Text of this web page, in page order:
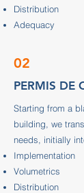
Distribution
Adequacy
02
PERMIS DE
Starting from a
building, we
needs, initially
Implementation
Volumetrics
Distribution